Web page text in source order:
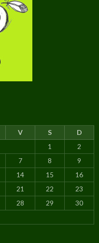
V S
D
1
2
7 8
9
14 15
16
21 22
23
28 29
30